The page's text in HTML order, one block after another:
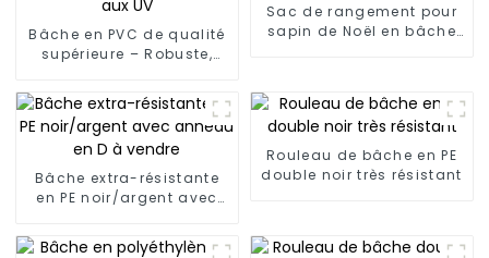
Bâche en PVC de qualité
supérieure – Robuste,
résistante aux UV
Sac de rangement pour
sapin de Noël en bâche
Bâche extra-résistante
en PE noir/argent avec
Rouleau de bâche en PE
double noir très résistant